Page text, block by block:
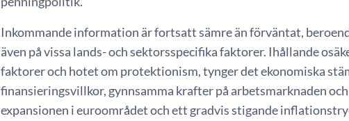
Inkommande information är fortsatt sämre än förväntat,
även på vissa lands- och sektorsspecifika faktorer. Ihållande
faktorer och hotet om protektionism, tynger det ekonomiska
finansieringsvillkor, gynnsamma krafter på arbetsmarknaden
expansionen i euroområdet och ett gradvis stigande